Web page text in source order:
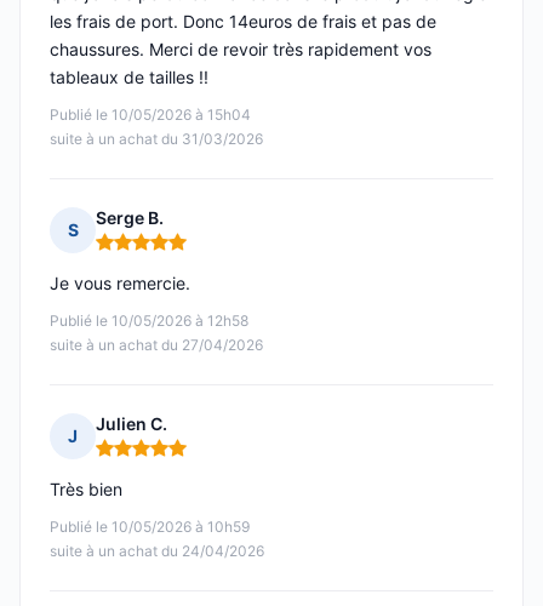
Publié le 10/05/2026 à 15h04
suite à un achat du 31/03/2026
les frais de port. Donc 14euros de frais et pas de
chaussures. Merci de revoir très rapidement vos
tableaux de tailles !!
S
Serge B.
Note : 5 sur 5
Publié le 10/05/2026 à 12h58
suite à un achat du 27/04/2026
Je vous remercie.
J
Julien C.
Note : 5 sur 5
Publié le 10/05/2026 à 10h59
suite à un achat du 24/04/2026
Très bien